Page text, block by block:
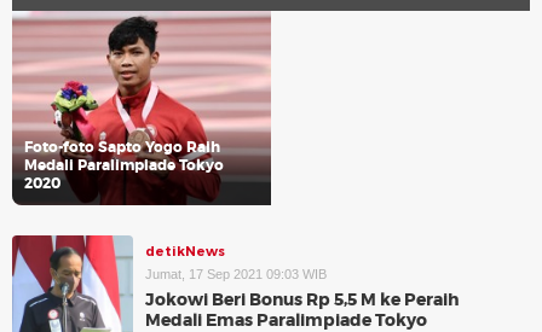
Foto-foto Sapto Yogo Raih
Medali Paralimpiade Tokyo
2020
detikNews
Jumat, 17 Sep 2021 09:03 WIB
Jokowi Beri Bonus Rp 5,5 M ke Peraih
Medali Emas Paralimpiade Tokyo